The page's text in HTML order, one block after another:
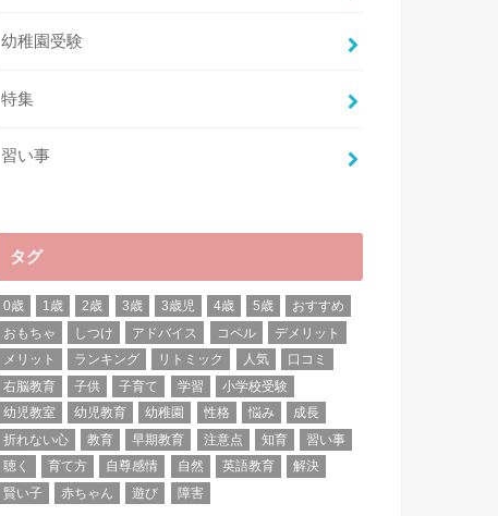
幼稚園受験
特集
習い事
タグ
0歳 1歳 2歳 3歳 3歳児 4歳 5歳
おすすめ
おもちゃ
しつけ アドバイス コペル
デメリット
メリット
ランキング リトミック 人気
口コミ
右脳教育
子供 子育て 学習
小学校受験
幼児教室
幼児教育 幼稚園 性格 悩み
成長
折れない心
教育 早期教育 注意点 知育
習い事
聴く
育て方 自尊感情 自然 英語教育
解決
賢い子
赤ちゃん 遊び 障害